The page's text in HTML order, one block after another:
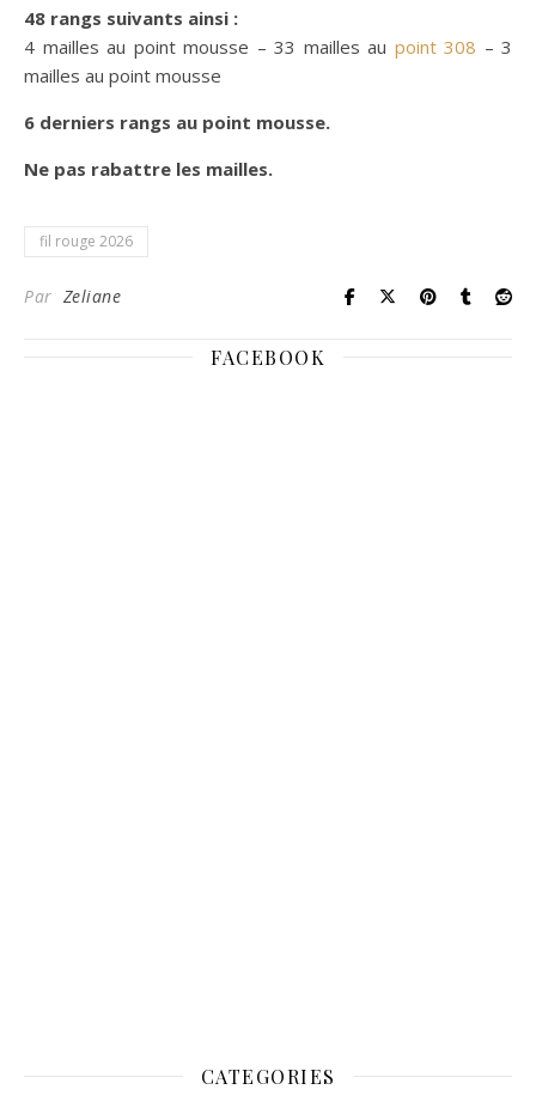
48 rangs suivants ainsi :
4 mailles au point mousse – 33 mailles au point 308 – 3
mailles au point mousse
6 derniers rangs au point mousse.
Ne pas rabattre les mailles.
fil rouge 2026
Par Zeliane
FACEBOOK
CATEGORIES